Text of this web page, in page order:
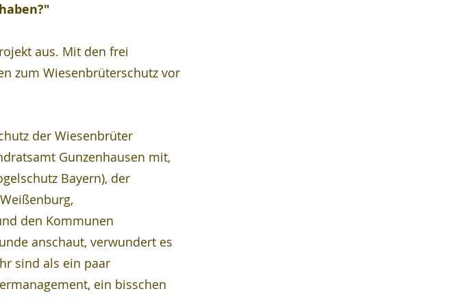
aus. Mit den frei
zum Wiesenbrüterschutz vor
der Wiesenbrüter
Gunzenhausen mit,
Bayern), der
den Kommunen
anschaut, verwundert es
sind als ein paar
ein bisschen